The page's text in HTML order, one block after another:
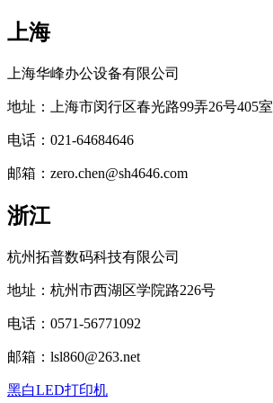
上海
上海华峰办公设备有限公司
地址：上海市闵行区春光路99弄26号405室
电话：021-64684646
邮箱：zero.chen@sh4646.com
浙江
杭州拓普数码科技有限公司
地址：杭州市西湖区学院路226号
电话：0571-56771092
邮箱：lsl860@263.net
黑白LED打印机